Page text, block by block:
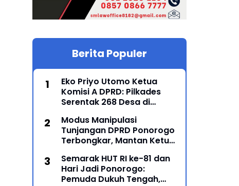
Berita Populer
Eko Priyo Utomo Ketua
Komisi A DPRD: Pilkades
Serentak 268 Desa di
Mei 2027
Modus Manipulasi
Tunjangan DPRD Ponorogo
Terbongkar, Mantan Ketua
Ditahan Kejari
Semarak HUT RI ke-81 dan
Hari Jadi Ponorogo:
Pemuda Dukuh Tengah,